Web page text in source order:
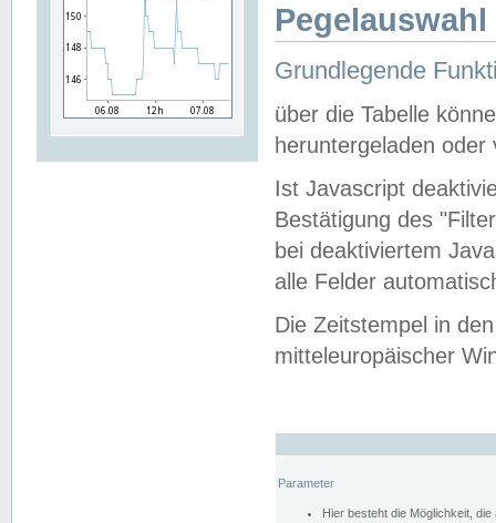
Grundlegende
über die Tabelle
heruntergeladen oder
Ist Javascript
Bestätigung des
bei deaktiviertem
alle Felder
Die Zeitstempel in
mitteleuropäischer
Parameter
Hier besteht die Möglichkeit,